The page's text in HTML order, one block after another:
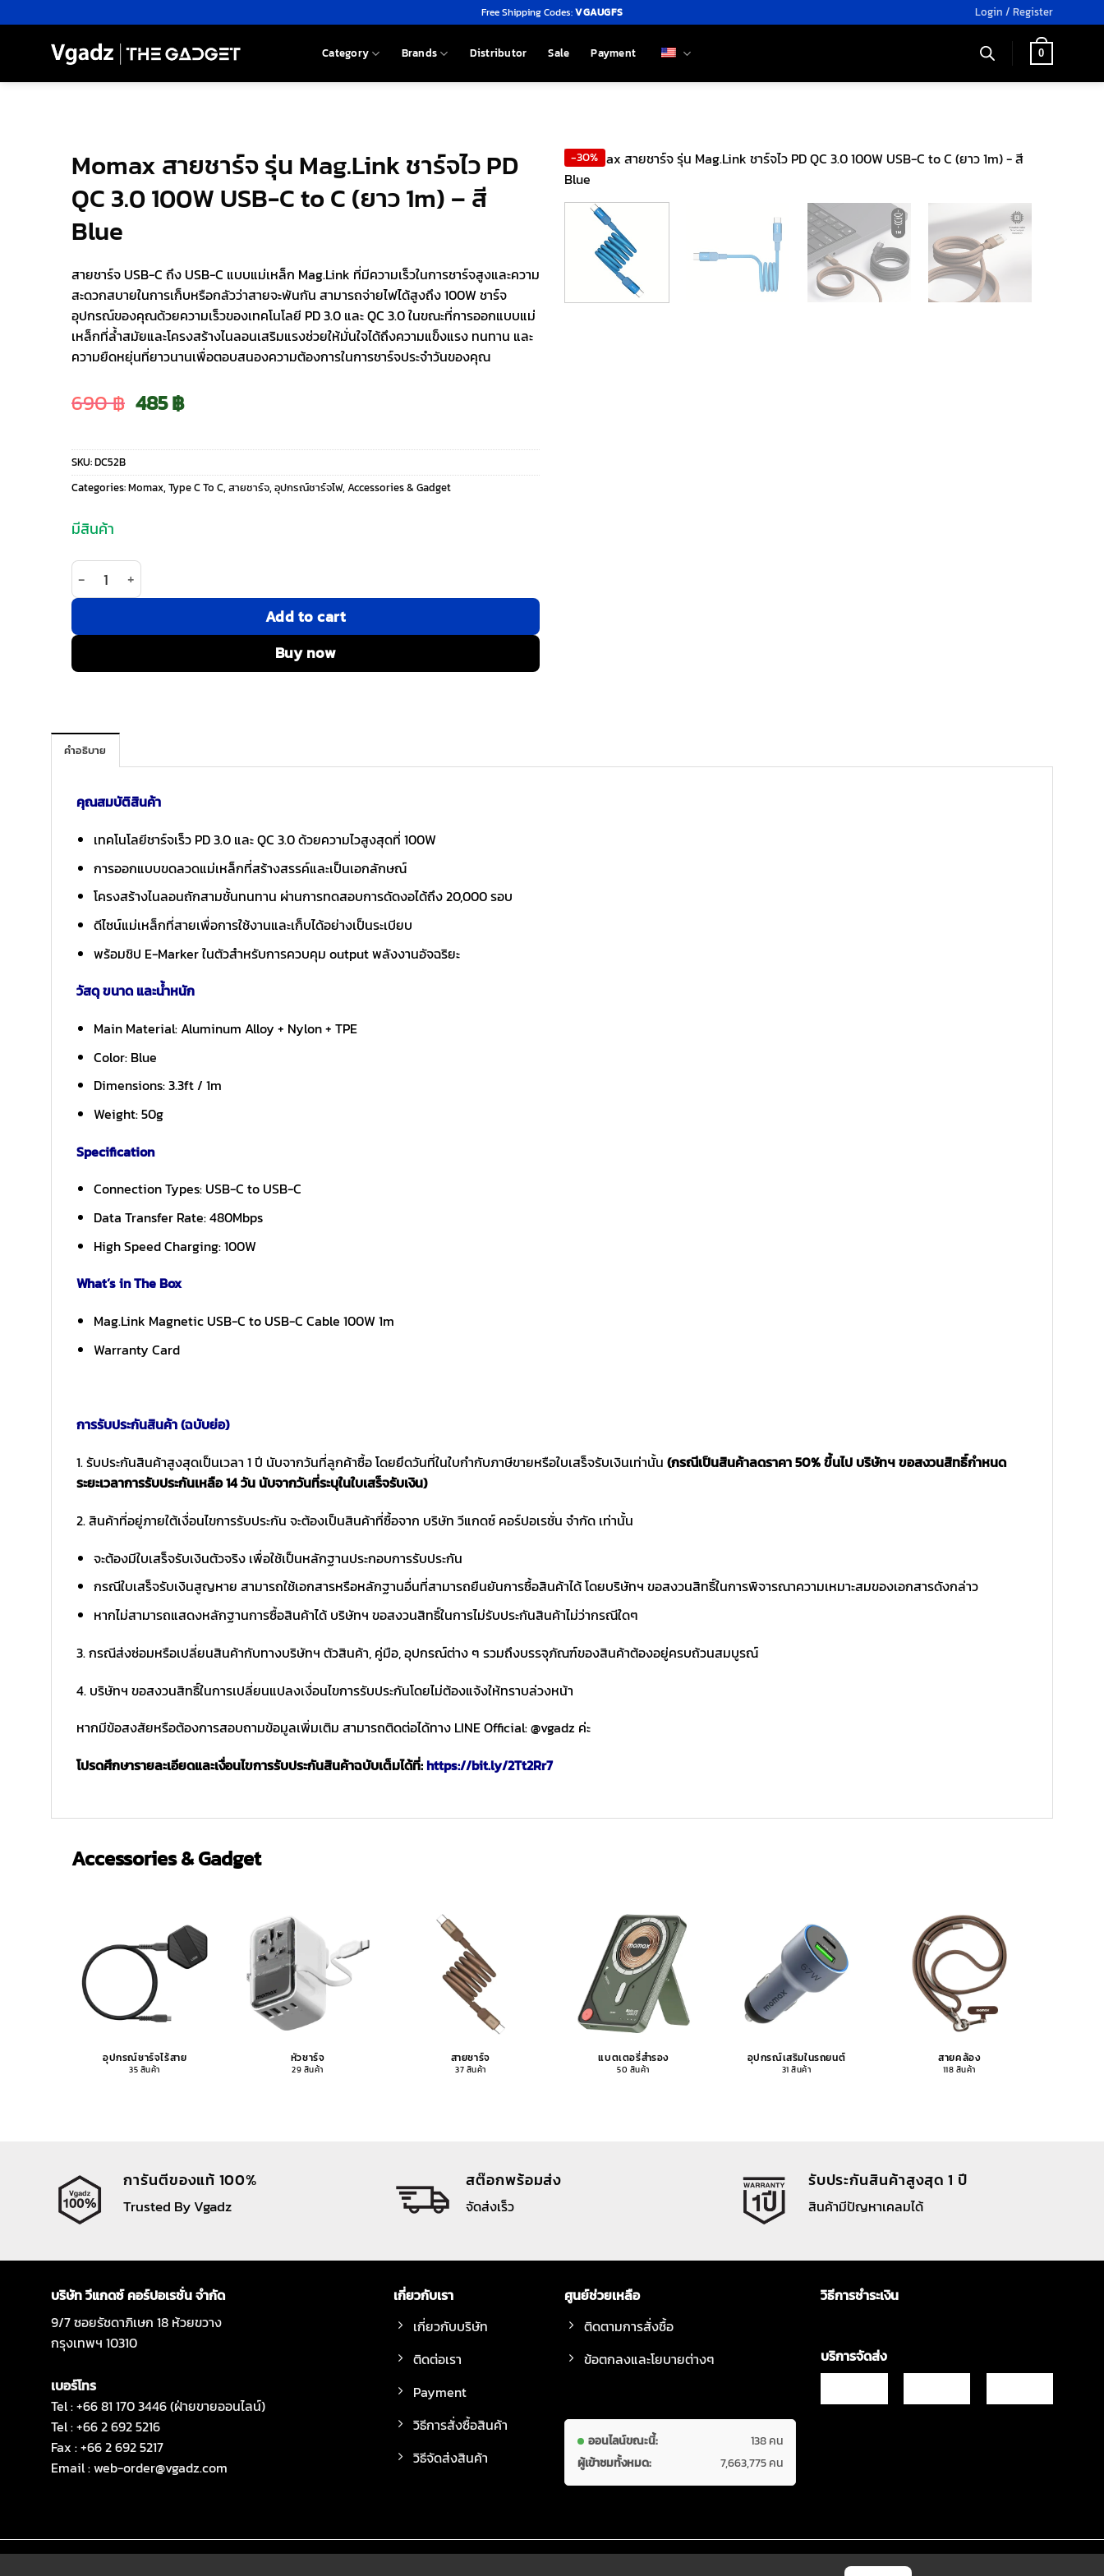
to
Free Shipping Codes:VGAUGFS Login / Register
Category Brands Distributor Sale Payment 0
Momax สายชาร์จ รุ่น Mag.Link ชาร์จไว PD
QC 3.0 100W USB-C to C (ยาว 1m) – สี
Blue
สายชาร์จ USB-C ถึง USB-C แบบแม่เหล็ก Mag.Link ที่มีความเร็วในการชาร์จสูงและความ
สะดวกสบายในการเก็บหรือกลัวว่าสายจะพันกัน สามารถจ่ายไฟได้สูงถึง 100W ชาร์จ
อุปกรณ์ของคุณด้วยความเร็วของเทคโนโลยี PD 3.0 และ QC 3.0 ในขณะที่การออกแบบแม่
เหล็กที่ล้ำสมัยและโครงสร้างไนลอนเสริมแรงช่วยให้มั่นใจได้ถึงความแข็งแรง ทนทาน และ
ความยืดหยุ่นที่ยาวนานเพื่อตอบสนองความต้องการในการชาร์จประจำวันของคุณ
690฿ Original
price
was:
485฿Current
price
is:
SKU:DC52B
Categories:Momax, Type C To C, สายชาร์จ, อุปกรณ์ชาร์จไฟ, Accessories & Gadget
มีสินค้า
จำนวน Momax สายชาร์จ รุ่น Mag.Link ชาร์จไว PD QC 3.0 100W USB-C to C (ยาว 1m) - สี Blue ชิ้น
Add to cart
Buy now
-30%
คำอธิบาย
คุณสมบัติสินค้า
เทคโนโลยีชาร์จเร็ว PD 3.0 และ QC 3.0 ด้วยความไวสูงสุดที่ 100W
การออกแบบขดลวดแม่เหล็กที่สร้างสรรค์และเป็นเอกลักษณ์
โครงสร้างไนลอนถักสามชั้นทนทาน ผ่านการทดสอบการดัดงอได้ถึง 20,000 รอบ
ดีไซน์แม่เหล็กที่สายเพื่อการใช้งานและเก็บได้อย่างเป็นระเบียบ
พร้อมชิป E-Marker ในตัวสำหรับการควบคุม output พลังงานอัจฉริยะ
วัสดุ ขนาด และน้ำหนัก
Main Material: Aluminum Alloy + Nylon + TPE
Color: Blue
Dimensions: 3.3ft / 1m
Weight: 50g
Specification
Connection Types: USB-C to USB-C
Data Transfer Rate: 480Mbps
High Speed Charging: 100W
What’s in The Box
Mag.Link Magnetic USB-C to USB-C Cable 100W 1m
Warranty Card
การรับประกันสินค้า (ฉบับย่อ)
1. รับประกันสินค้าสูงสุดเป็นเวลา 1 ปี นับจากวันที่ลูกค้าซื้อ โดยยึดวันที่ในใบกำกับภาษีขายหรือใบเสร็จรับเงินเท่านั้น (กรณีเป็นสินค้าลดราคา 50% ขึ้นไป บริษัทฯ ขอสงวนสิทธิ์กำหนด
ระยะเวลาการรับประกันเหลือ 14 วัน นับจากวันที่ระบุในใบเสร็จรับเงิน)
2. สินค้าที่อยู่ภายใต้เงื่อนไขการรับประกัน จะต้องเป็นสินค้าที่ซื้อจาก บริษัท วีแกดซ์ คอร์ปอเรชั่น จำกัด เท่านั้น
จะต้องมีใบเสร็จรับเงินตัวจริง เพื่อใช้เป็นหลักฐานประกอบการรับประกัน
กรณีใบเสร็จรับเงินสูญหาย สามารถใช้เอกสารหรือหลักฐานอื่นที่สามารถยืนยันการซื้อสินค้าได้ โดยบริษัทฯ ขอสงวนสิทธิ์ในการพิจารณาความเหมาะสมของเอกสารดังกล่าว
หากไม่สามารถแสดงหลักฐานการซื้อสินค้าได้ บริษัทฯ ขอสงวนสิทธิ์ในการไม่รับประกันสินค้าไม่ว่ากรณีใดๆ
3. กรณีส่งซ่อมหรือเปลี่ยนสินค้ากับทางบริษัทฯ ตัวสินค้า, คู่มือ, อุปกรณ์ต่าง ๆ รวมถึงบรรจุภัณฑ์ของสินค้าต้องอยู่ครบถ้วนสมบูรณ์
4. บริษัทฯ ขอสงวนสิทธิ์ในการเปลี่ยนแปลงเงื่อนไขการรับประกันโดยไม่ต้องแจ้งให้ทราบล่วงหน้า
หากมีข้อสงสัยหรือต้องการสอบถามข้อมูลเพิ่มเติม สามารถติดต่อได้ทาง LINE Official: @vgadz ค่ะ
โปรดศึกษารายละเอียดและเงื่อนไขการรับประกันสินค้าฉบับเต็มได้ที่:https://bit.ly/2Tt2Rr7
Accessories & Gadget
อุปกรณ์ชาร์จไร้สาย
35 สินค้า
หัวชาร์จ
29 สินค้า
สายชาร์จ
37 สินค้า
แบตเตอรี่สำรอง
50 สินค้า
อุปกรณ์เสริมในรถยนต์
31 สินค้า
สายคล้อง
118 สินค้า
การันตีของแท้ 100%
Trusted By Vgadz
สต๊อกพร้อมส่ง
จัดส่งเร็ว
รับประกันสินค้าสูงสุด 1 ปี
สินค้ามีปัญหาเคลมได้
บริษัท วีแกดซ์ คอร์ปอเรชั่น จำกัด
9/7 ซอยรัชดาภิเษก 18 ห้วยขวาง
กรุงเทพฯ 10310
เบอร์โทร
Tel : +66 81 170 3446 (ฝ่ายขายออนไลน์)
Tel : +66 2 692 5216
Fax : +66 2 692 5217
Email :web-order@vgadz.com
เกี่ยวกับเรา
เกี่ยวกับบริษัท
ติดต่อเรา
Payment
วิธีการสั่งซื้อสินค้า
วิธีจัดส่งสินค้า
ศูนย์ช่วยเหลือ
ติดตามการสั่งซื้อ
ข้อตกลงและโยบายต่างๆ
ออนไลน์ขณะนี้:
138 คน
ผู้เข้าชมทั้งหมด:
7,663,775 คน
วิธีการชำระเงิน
บริการจัดส่ง